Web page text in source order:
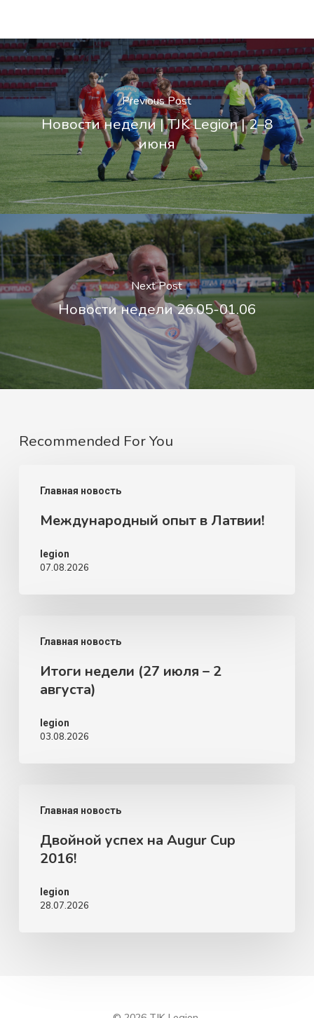
Previous Post
Новости недели | TJK Legion | 2–8
июня
Next Post
Новости недели 26.05-01.06
Recommended For You
Главная новость
опыт
Международный опыт в Латвии!
legion
07.08.2026
Главная новость
недели
июля
августа)
Итоги недели (27 июля – 2
августа)
legion
03.08.2026
Главная новость
успех
Augur
2016!
Двойной успех на Augur Cup
2016!
legion
28.07.2026